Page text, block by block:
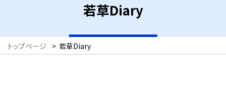
若草Diary
トップページ > 若草Diary